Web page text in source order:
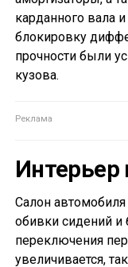
карданного вала
блокировку
прочности были
кузова.
Интерьер
Салон
обивки сидений
переключения
увеличивается,